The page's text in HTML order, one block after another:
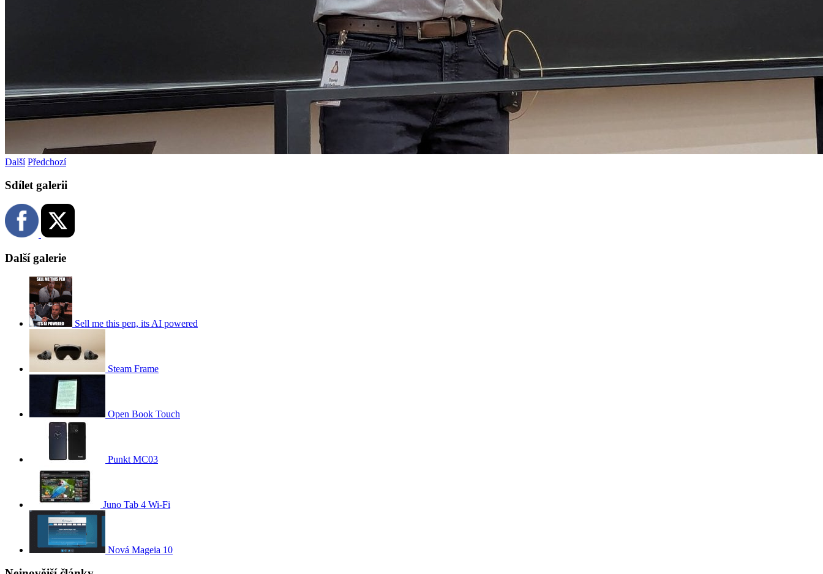
Další Předchozí
Sdílet galerii
Další galerie
Sell me this pen, its AI powered
Steam Frame
Open Book Touch
Punkt MC03
Juno Tab 4 Wi-Fi
Nová Mageia 10